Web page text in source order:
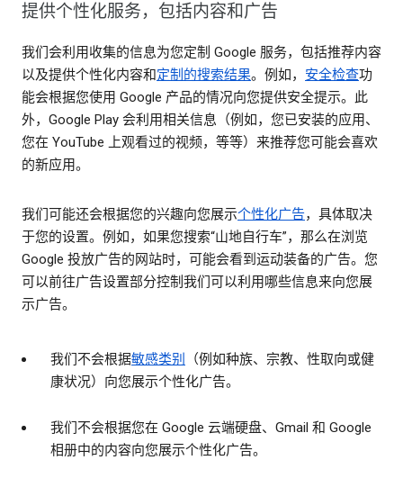
提供个性化服务，包括内容和广告
我们会利用收集的信息为您定制 Google 服务，包括推荐内容
以及提供个性化内容和定制的搜索结果。例如， 安全检查功
能会根据您使用 Google 产品的情况向您提供安全提示。此
外，Google Play 会利用相关信息（例如，您已安装的应用、
您在 YouTube 上观看过的视频，等等）来推荐您可能会喜欢
的新应用。
我们可能还会根据您的兴趣向您展示个性化广告，具体取决
于您的设置。例如，如果您搜索“山地自行车”，那么在浏览
Google 投放广告的网站时，可能会看到运动装备的广告。您
可以前往广告设置部分控制我们可以利用哪些信息来向您展
示广告。
我们不会根据敏感类别
（例如种族、宗教、性取向或健
康状况）向您展示个性化广告。
我们不会根据您在 Google 云端硬盘、Gmail 和 Google
相册中的内容向您展示个性化广告。